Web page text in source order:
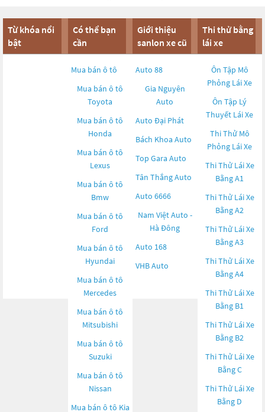
Từ khóa nổi
bật
Có thể bạn
cần
Mua bán ô tô
Mua bán ô tô
Toyota
Mua bán ô tô
Honda
Mua bán ô tô
Lexus
Mua bán ô tô
Bmw
Mua bán ô tô
Ford
Mua bán ô tô
Hyundai
Mua bán ô tô
Mercedes
Mua bán ô tô
Mitsubishi
Mua bán ô tô
Suzuki
Mua bán ô tô
Nissan
Mua bán ô tô Kia
Giới thiệu
sanlon xe cũ
Auto 88
Gia Nguyên
Auto
Auto Đại Phát
Bách Khoa Auto
Top Gara Auto
Tân Thắng Auto
Auto 6666
Nam Việt Auto -
Hà Đông
Auto 168
VHB Auto
Thi thử bằng
lái xe
Ôn Tập Mô
Phỏng Lái Xe
Ôn Tập Lý
Thuyết Lái Xe
Thi Thử Mô
Phỏng Lái Xe
Thi Thử Lái Xe
Bằng A1
Thi Thử Lái Xe
Bằng A2
Thi Thử Lái Xe
Bằng A3
Thi Thử Lái Xe
Bằng A4
Thi Thử Lái Xe
Bằng B1
Thi Thử Lái Xe
Bằng B2
Thi Thử Lái Xe
Bằng C
Thi Thử Lái Xe
Bằng D